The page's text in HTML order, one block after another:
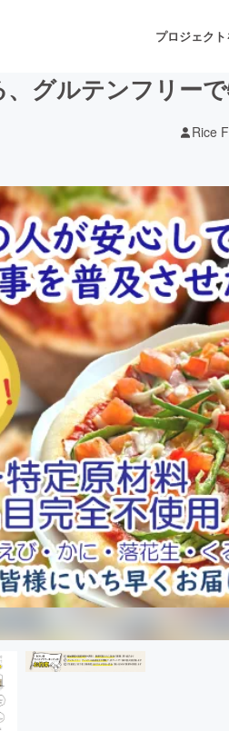
プロジェク
音楽
ット ゲーム・サービ
書籍・雑誌出版
チャレンジ
化
グルテンフリー
Rice